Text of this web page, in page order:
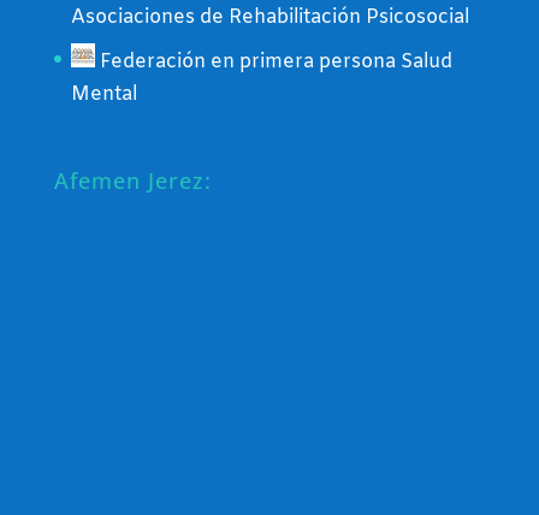
Asociaciones de Rehabilitación Psicosocial
Federación en primera persona Salud
Mental
Afemen Jerez: